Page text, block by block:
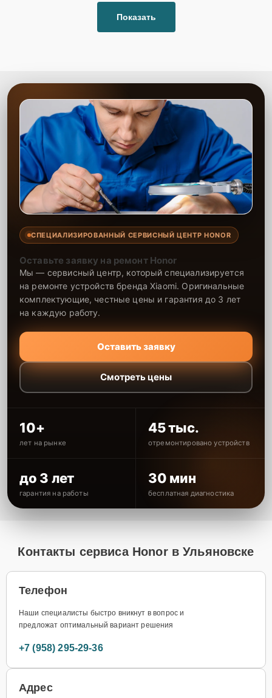
Показать
СПЕЦИАЛИЗИРОВАННЫЙ СЕРВИСНЫЙ ЦЕНТР HONOR
Оставьте заявку на ремонт Honor
Мы — сервисный центр, который специализируется
на ремонте устройств бренда Xiaomi. Оригинальные
комплектующие, честные цены и гарантия до 3 лет
на каждую работу.
Оставить заявку
Смотреть цены
10+
лет на рынке
45 тыс.
отремонтировано устройств
до 3 лет
гарантия на работы
30 мин
бесплатная диагностика
Контакты сервиса Honor в Ульяновске
Телефон
Наши специалисты быстро вникнут в вопрос и
предложат оптимальный вариант решения
+7 (958) 295-29-36
Адрес